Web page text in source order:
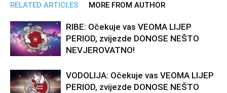
RELATED ARTICLES MORE FROM AUTHOR
RIBE: Očekuje vas VEOMA LIJEP
PERIOD, zvijezde DONOSE NEŠTO
NEVJEROVATNO!
VODOLIJA: Očekuje vas VEOMA LIJEP
PERIOD, zvijezde DONOSE NEŠTO